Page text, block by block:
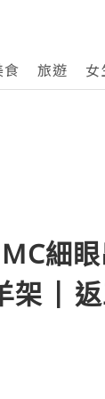
食 旅遊 女
細
架 |